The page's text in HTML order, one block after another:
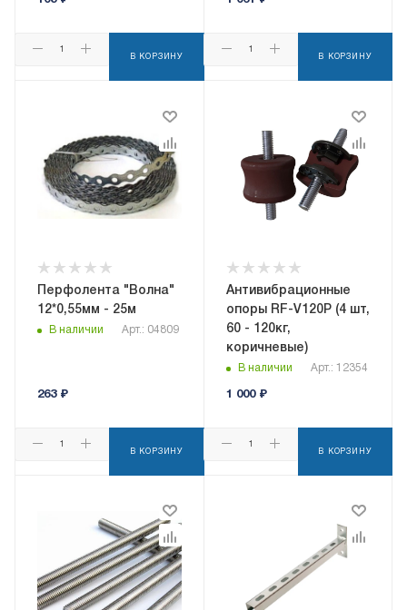
В КОРЗИНУ В КОРЗИНУ
Перфолента "Волна"
12*0,55мм - 25м
В наличии Арт.: 04809
263₽
В КОРЗИНУ
Антивибрационные
опоры RF-V120P (4 шт,
60 - 120кг,
коричневые)
В наличии Арт.: 12354
1 000₽
В КОРЗИНУ